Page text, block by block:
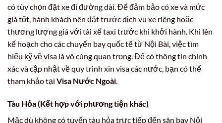
có tùy chọn đặt xe đi đường dài. Để đảm bảo có xe và mức
giá tốt, hành khách nên đặt trước dịch vụ xe riêng hoặc
thương lượng giá với tài xế taxi trước khi khởi hành. Khi lên
kế hoạch cho các chuyến bay quốc tế từ Nội Bài, việc tìm
hiểu kỹ về visa là vô cùng quan trọng. Để có thông tin chính
xác và cập nhật về quy trình xin visa các nước, bạn có thể
tham khảo tại Visa Nước Ngoài
Tàu Hỏa (Kết hợp với phương tiện khác)
Mặc dù không có tuyến tàu hỏa trực tiếp đến sân bay Nội